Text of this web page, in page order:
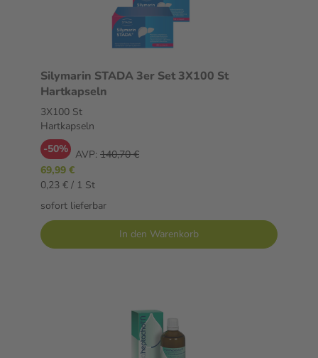
Silymarin STADA 3er Set 3X100 St
Hartkapseln
3X100 St
Hartkapseln
-50% AVP: 140,70 €
69,99 €
0,23 € / 1 St
sofort lieferbar
In den Warenkorb